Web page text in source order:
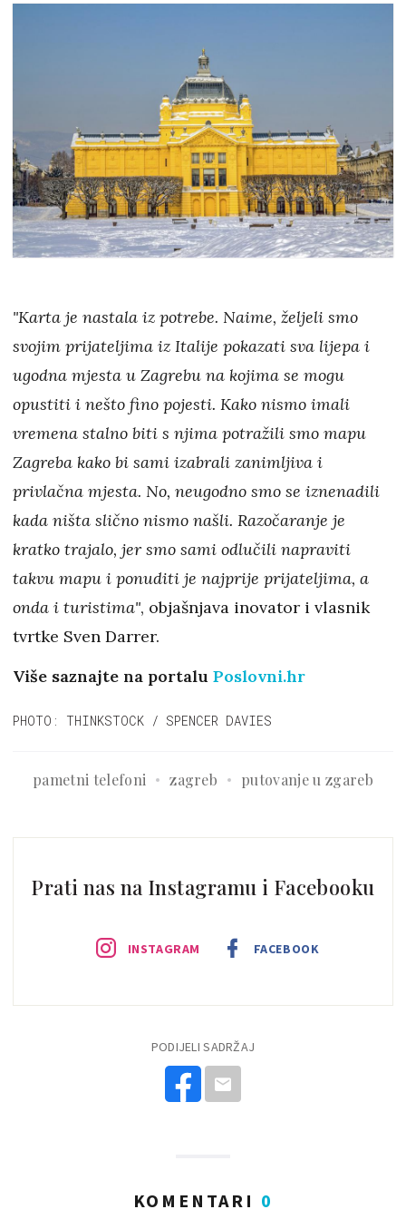
"Karta je nastala iz potrebe. Naime, željeli smo
svojim prijateljima iz Italije pokazati sva lijepa i
ugodna mjesta u Zagrebu na kojima se mogu
opustiti i nešto fino pojesti. Kako nismo imali
vremena stalno biti s njima potražili smo mapu
Zagreba kako bi sami izabrali zanimljiva i
privlačna mjesta. No, neugodno smo se iznenadili
kada ništa slično nismo našli. Razočaranje je
kratko trajalo, jer smo sami odlučili napraviti
takvu mapu i ponuditi je najprije prijateljima, a
onda i turistima", objašnjava inovator i vlasnik
tvrtke Sven Darrer.
Više saznajte na portalu Poslovni.hr
PHOTO: THINKSTOCK / SPENCER DAVIES
pametni telefoni zagreb putovanje u zgareb
Prati nas na Instagramu i Facebooku
INSTAGRAM FACEBOOK
PODIJELI SADRŽAJ
KOMENTARI 0